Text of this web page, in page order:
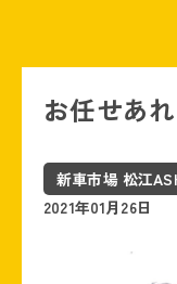
お任せあ
新車市場 松江
2021年01月26日